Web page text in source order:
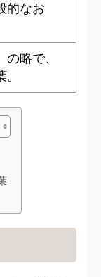
的なお
略で、